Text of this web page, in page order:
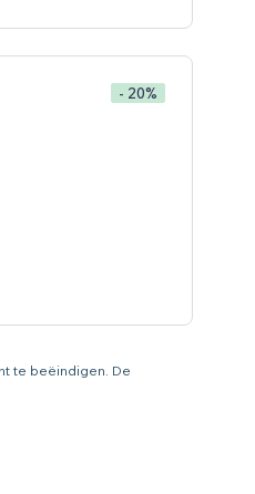
- 20%
te beëindigen. De